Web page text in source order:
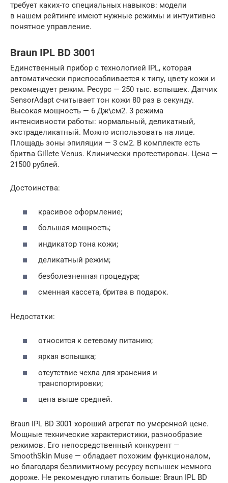
требует каких-то специальных навыков: модели
в нашем рейтинге имеют нужные режимы и интуитивно
понятное управление.
Braun IPL BD 3001
Единственный прибор с технологией IPL, которая
автоматически приспосабливается к типу, цвету кожи и
рекомендует режим. Ресурс — 250 тыс. вспышек. Датчик
SensorAdapt считывает тон кожи 80 раз в секунду.
Высокая мощность — 6 Дж\см2. 3 режима
интенсивности работы: нормальный, деликатный,
экстраделикатный. Можно использовать на лице.
Площадь зоны эпиляции — 3 см2. В комплекте есть
бритва Gillete Venus. Клинически протестирован. Цена —
21500 рублей.
Достоинства:
красивое оформление;
большая мощность;
индикатор тона кожи;
деликатный режим;
безболезненная процедура;
сменная кассета, бритва в подарок.
Недостатки:
относится к сетевому питанию;
яркая вспышка;
отсутствие чехла для хранения и
транспортировки;
цена выше средней.
Braun IPL BD 3001 хороший агрегат по умеренной цене.
Мощные технические характеристики, разнообразие
режимов. Его непосредственный конкурент —
SmoothSkin Muse — обладает похожим функционалом,
но благодаря безлимитному ресурсу вспышек немного
дороже. Не рекомендую платить больше: Braun IPL BD